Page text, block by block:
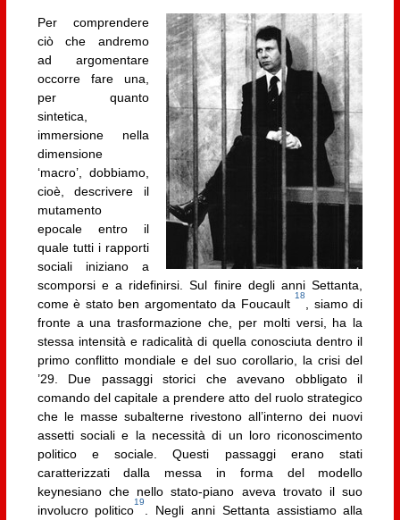
Per comprendere
ciò che andremo
ad argomentare
occorre fare una,
per quanto
sintetica,
immersione nella
dimensione
‘macro’, dobbiamo,
cioè, descrivere il
mutamento
epocale entro il
quale tutti i rapporti
sociali iniziano a
scomporsi e a ridefinirsi. Sul finire degli anni Settanta,
come è stato ben argomentato da Foucault
18
, siamo di
fronte a una trasformazione che, per molti versi, ha la
stessa intensità e radicalità di quella conosciuta dentro il
primo conflitto mondiale e del suo corollario, la crisi del
’29. Due passaggi storici che avevano obbligato il
comando del capitale a prendere atto del ruolo strategico
che le masse subalterne rivestono all’interno dei nuovi
assetti sociali e la necessità di un loro riconoscimento
politico e sociale. Questi passaggi erano stati
caratterizzati dalla messa in forma del modello
keynesiano che nello stato-piano aveva trovato il suo
involucro politico
19
. Negli anni Settanta assistiamo alla